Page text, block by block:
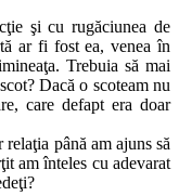
şi cu rugăciunea de
ar fi fost ea, venea în
Trebuia să mai
Dacă o scoteam nu
care defapt era doar
până am ajuns să
am înteles cu adevarat